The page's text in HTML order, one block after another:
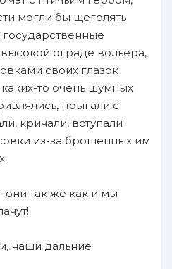
могли бы щеголять
ограде вольера,
своих глазок
то очень шумных
прыгали с
кричали, вступали
из-за брошенных им
они так же как и мы
наши дальние